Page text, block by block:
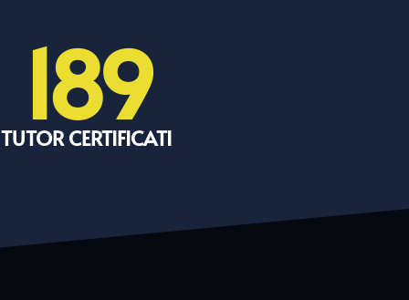
TUTOR CERTIFICATI
189